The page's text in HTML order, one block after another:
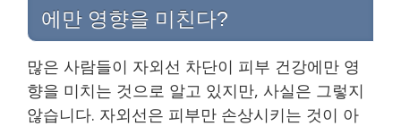
에만 영향을 미친다?
많은 사람들이 자외선 차단이 피부 건강에만 영
향을 미치는 것으로 알고 있지만, 사실은 그렇지
않습니다. 자외선은 피부만 손상시키는 것이 아